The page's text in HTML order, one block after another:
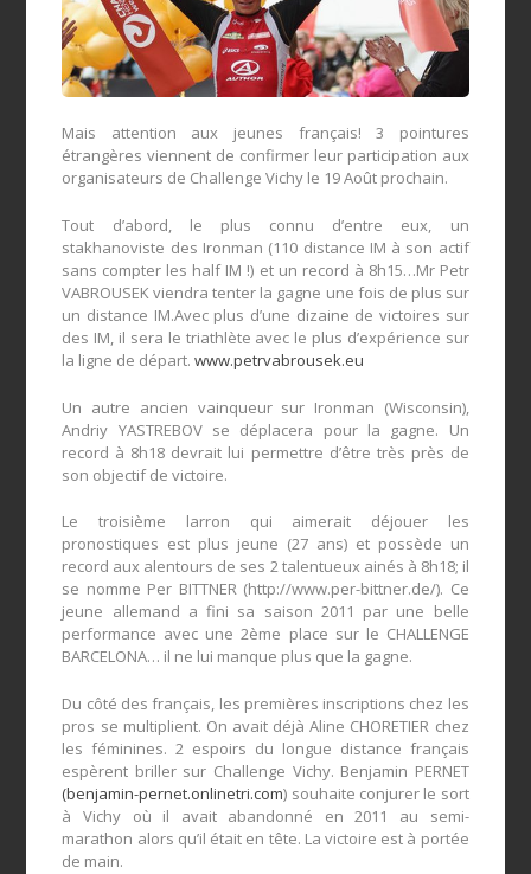
Mais attention aux jeunes français! 3 pointures
étrangères viennent de confirmer leur participation aux
organisateurs de Challenge Vichy le 19 Août prochain.
Tout d’abord, le plus connu d’entre eux, un
stakhanoviste des Ironman (110 distance IM à son actif
sans compter les half IM !) et un record à 8h15…Mr Petr
VABROUSEK viendra tenter la gagne une fois de plus sur
un distance IM.Avec plus d’une dizaine de victoires sur
des IM, il sera le triathlète avec le plus d’expérience sur
la ligne de départ.www.petrvabrousek.eu
Un autre ancien vainqueur sur Ironman (Wisconsin),
Andriy YASTREBOV se déplacera pour la gagne. Un
record à 8h18 devrait lui permettre d’être très près de
son objectif de victoire.
Le troisième larron qui aimerait déjouer les
pronostiques est plus jeune (27 ans) et possède un
record aux alentours de ses 2 talentueux ainés à 8h18; il
se nomme Per BITTNER (http://www.per-bittner.de/). Ce
jeune allemand a fini sa saison 2011 par une belle
performance avec une 2ème place sur le CHALLENGE
BARCELONA… il ne lui manque plus que la gagne.
Du côté des français, les premières inscriptions chez les
pros se multiplient. On avait déjà Aline CHORETIER chez
les féminines. 2 espoirs du longue distance français
espèrent briller sur Challenge Vichy. Benjamin PERNET
(benjamin-pernet.onlinetri.com) souhaite conjurer le sort
à Vichy où il avait abandonné en 2011 au semi-
marathon alors qu’il était en tête. La victoire est à portée
de main.